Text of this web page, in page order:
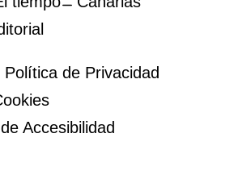
Política de Privacidad
Accesibilidad